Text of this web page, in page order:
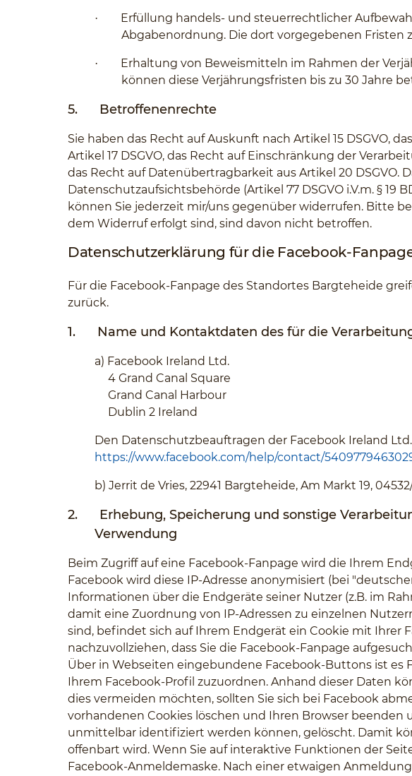
·
Erfüllung handels- und steuerrechtlicher
Abgabenordnung. Die dort vorgegebenen Fristen
·
Erhaltung von Beweismitteln im Rahmen der
können diese Verjährungsfristen bis zu 30 Jahre
5. Betroffenenrechte
Sie haben das Recht auf Auskunft nach Artikel 15 DSGVO,
Artikel 17 DSGVO, das Recht auf Einschränkung der
das Recht auf Datenübertragbarkeit aus Artikel 20
Datenschutzaufsichtsbehörde (Artikel 77 DSGVO i.V.m. §
können Sie jederzeit mir/uns gegenüber widerrufen. Bitte
dem Widerruf erfolgt sind, sind davon nicht betroffen.
Datenschutzerklärung für die Facebook-
Für die Facebook-Fanpage des Standortes Bargteheide
zurück.
1. Name und Kontaktdaten des für die
a) Facebook Ireland Ltd.
4 Grand Canal Square
Grand Canal Harbour
Dublin 2 Ireland
Den Datenschutzbeauftragen der Facebook Ireland
https://www.facebook.com/help/contact/
b) Jerrit de Vries, 22941 Bargteheide, Am Markt 19,
2.
Erhebung, Speicherung und sonstige
Verwendung
Beim Zugriff auf eine Facebook-Fanpage wird die Ihrem
Facebook wird diese IP-Adresse anonymisiert (bei
Informationen über die Endgeräte seiner Nutzer (z.B. im
damit eine Zuordnung von IP-Adressen zu einzelnen
sind, befindet sich auf Ihrem Endgerät ein Cookie mit Ihrer
nachzuvollziehen, dass Sie die Facebook-Fanpage
Über in Webseiten eingebundene Facebook-Buttons ist es
Ihrem Facebook-Profil zuzuordnen. Anhand dieser Daten
dies vermeiden möchten, sollten Sie sich bei Facebook
vorhandenen Cookies löschen und Ihren Browser beenden
unmittelbar identifiziert werden können, gelöscht. Damit
offenbart wird. Wenn Sie auf interaktive Funktionen der
Facebook-Anmeldemaske. Nach einer etwaigen